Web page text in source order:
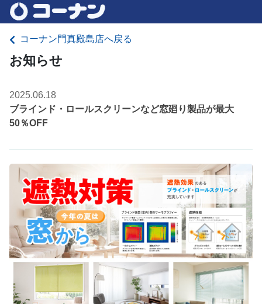
コーナン門真殿島店へ戻る
お知らせ
2025.06.18
ブラインド・ロールスクリーンなど窓廻り製品が最大
50％OFF